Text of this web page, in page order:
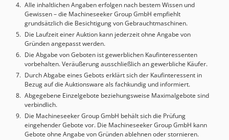
Alle inhaltlichen Angaben erfolgen nach bestem Wissen und
Gewissen – die Machineseeker Group GmbH empfiehlt
grundsätzlich die Besichtigung von Gebrauchtmaschinen.
Die Laufzeit einer Auktion kann jederzeit ohne Angabe von
Gründen angepasst werden.
Die Abgabe von Geboten ist gewerblichen Kaufinteressenten
vorbehalten. Veräußerung ausschließlich an gewerbliche Käufer.
Durch Abgabe eines Gebots erklärt sich der Kaufinteressent in
Bezug auf die Auktionsware als fachkundig und informiert.
Abgegebene Einzelgebote beziehungsweise Maximalgebote sind
verbindlich.
Die Machineseeker Group GmbH behält sich die Prüfung
eingehender Gebote vor. Die Machineseeker Group GmbH kann
Gebote ohne Angabe von Gründen ablehnen oder stornieren.